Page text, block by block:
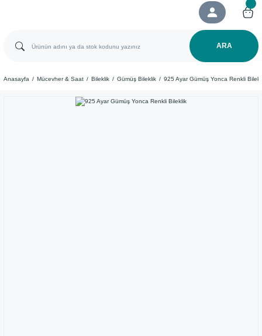
ARA
Anasayfa Mücevher & Saat Bileklik Gümüş Bileklik 925 Ayar Gümüş Yonca Renkli